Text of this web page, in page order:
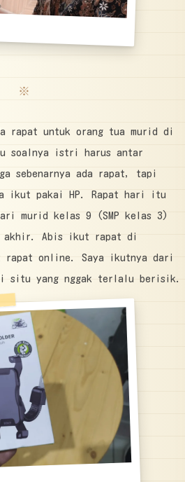
※
rapat untuk orang tua murid di
soalnya istri harus antar
sebenarnya ada rapat, tapi
ikut pakai HP. Rapat hari itu
murid kelas 9 (SMP kelas 3)
akhir. Abis ikut rapat di
rapat online. Saya ikutnya dari
situ yang nggak terlalu berisik.